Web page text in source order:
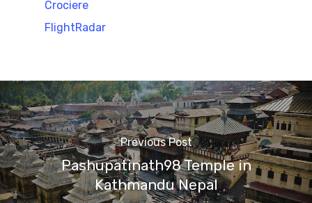
Crociere
FlightRadar
Previous Post
Pashupatinath98 Temple in
Kathmandu Nepal